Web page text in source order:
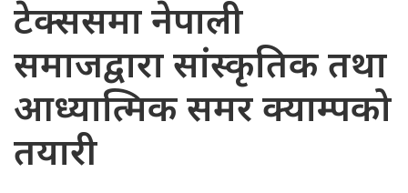
टेक्ससमा नेपाली
समाजद्वारा सांस्कृतिक तथा
आध्यात्मिक समर क्याम्पको
तयारी